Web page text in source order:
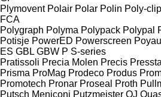
Plymovent Polair Polar Polin Poly-clip
FCA
Polygraph Polyma Polypack Polypal
Potisje PowerED Powerscreen
ES GBL GBW P S-series
Pratissoli Precia Molen Precis
Prisma ProMag Prodeco Produs
Promotech Pronar Proseal Proth
Putsch Meniconi Putzmeister QJ